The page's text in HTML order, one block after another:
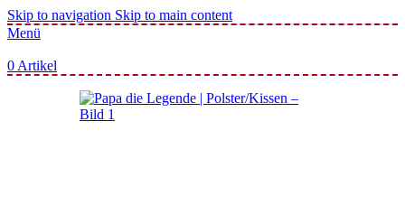
Skip to navigation Skip to main content
Menü
0 Artikel